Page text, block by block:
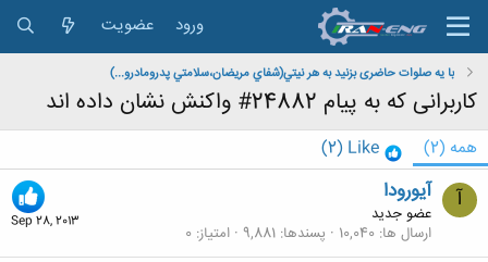
ورود عضویت
با یه صلوات حاضری بزنید به هر نيتي(شفاي مريضان،سلامتي پدرومادرو...)
کاربرانی که به پیام 24882# واکنش نشان داده اند
همه (2)
Like
(2)
آ
Sep 28, 2013
آیورودا
عضو جدید
ارسال ها 10,040 پسندها 9,881 امتیاز 0